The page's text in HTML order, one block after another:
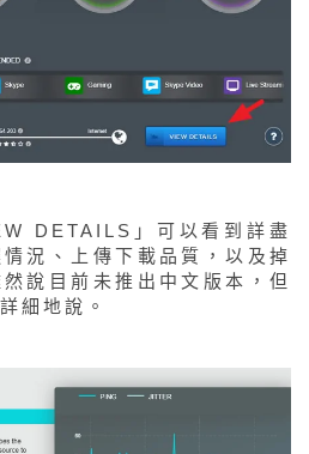
DETAILS」可以看到詳盡
況、上傳下載品質，以及掉
說目前未推出中文版本，但
細地說。